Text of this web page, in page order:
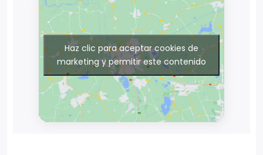
Haz clic para aceptar cookies de
marketing y permitir este contenido